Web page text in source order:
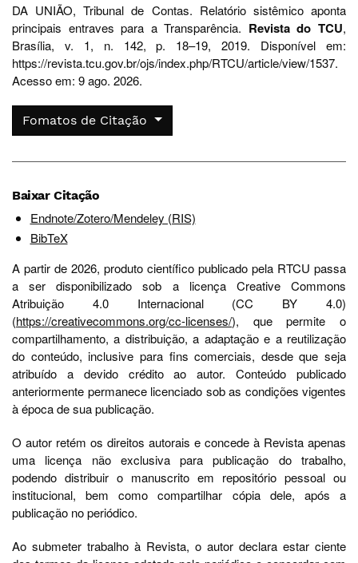
DA UNIÃO, Tribunal de Contas. Relatório sistêmico aponta
principais entraves para a Transparência. Revista do TCU,
Brasília, v. 1, n. 142, p. 18–19, 2019. Disponível em:
https://revista.tcu.gov.br/ojs/index.php/RTCU/article/view/1537.
Acesso em: 9 ago. 2026.
Fomatos de Citação
Baixar Citação
Endnote/Zotero/Mendeley (RIS)
BibTeX
A partir de 2026, produto científico publicado pela RTCU passa
a ser disponibilizado sob a licença Creative Commons
Atribuição 4.0 Internacional (CC BY 4.0)
(https://creativecommons.org/cc-licenses/), que permite o
compartilhamento, a distribuição, a adaptação e a reutilização
do conteúdo, inclusive para fins comerciais, desde que seja
atribuído a devido crédito ao autor. Conteúdo publicado
anteriormente permanece licenciado sob as condições vigentes
à época de sua publicação.
O autor retém os direitos autorais e concede à Revista apenas
uma licença não exclusiva para publicação do trabalho,
podendo distribuir o manuscrito em repositório pessoal ou
institucional, bem como compartilhar cópia dele, após a
publicação no periódico.
Ao submeter trabalho à Revista, o autor declara estar ciente